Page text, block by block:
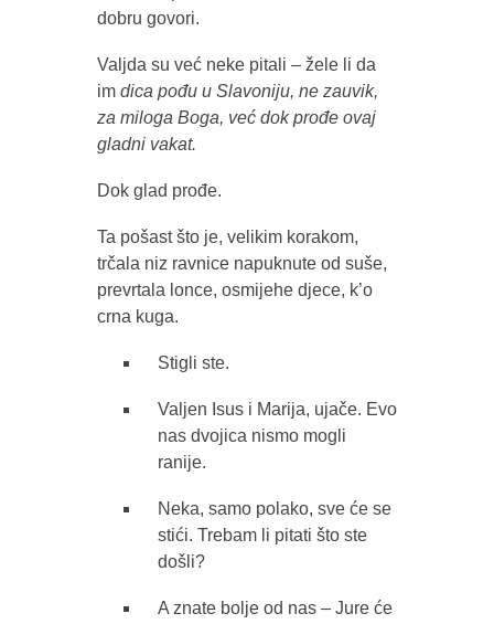
dobru govori.
Valjda su već neke pitali – žele li da
im dica pođu u Slavoniju, ne zauvik,
za miloga Boga, već dok prođe ovaj
gladni vakat.
Dok glad prođe.
Ta pošast što je, velikim korakom,
trčala niz ravnice napuknute od suše,
prevrtala lonce, osmijehe djece, k’o
crna kuga.
Stigli ste.
Valjen Isus i Marija, ujače. Evo
nas dvojica nismo mogli
ranije.
Neka, samo polako, sve će se
stići. Trebam li pitati što ste
došli?
A znate bolje od nas – Jure će